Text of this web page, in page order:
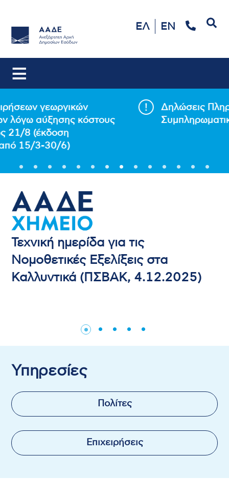
ΕΛ EN
Δηλώσεις Πληροφοριών
Συμπληρωματικού Φόρου (DAC9/GIR)
Τεχνική ημερίδα για τις
Νομοθετικές Εξελίξεις στα
Καλλυντικά (ΠΣΒΑΚ, 4.12.2025)
Υπηρεσίες
Πολίτες
Επιχειρήσεις